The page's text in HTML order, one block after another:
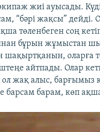
жиі ауысады.
“бәрі жақсы”
төленбеген соң
бұрын жұмыстан
шақыртқанын, оларға
айтпады. Олар
жақ алыс, барғымыз
барсам барам, көп